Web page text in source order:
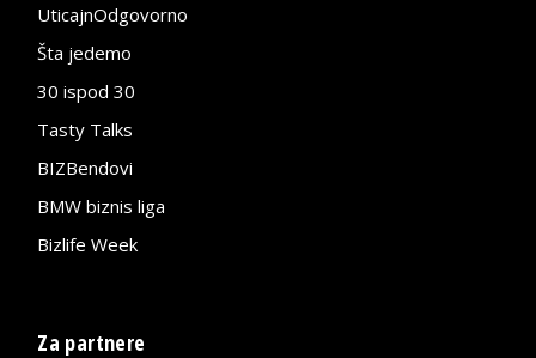
UticajnOdgovorno
Šta jedemo
30 ispod 30
Tasty Talks
BIZBendovi
BMW biznis liga
Bizlife Week
Za partnere